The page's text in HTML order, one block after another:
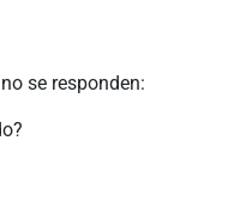
se responden: